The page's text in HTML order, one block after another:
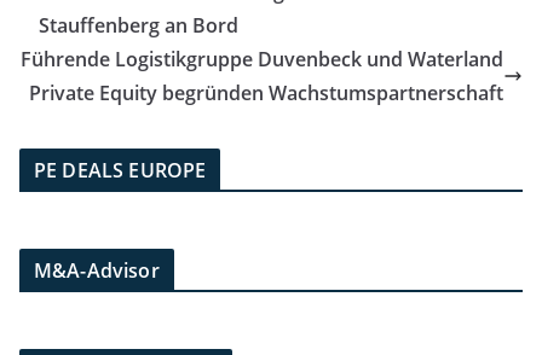
Stauffenberg an Bord
Führende Logistikgruppe Duvenbeck und Waterland
Private Equity begründen Wachstumspartnerschaft
PE DEALS EUROPE
M&A-Advisor